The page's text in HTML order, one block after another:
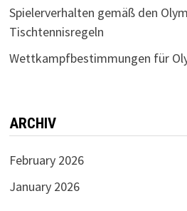
Spielerverhalten gemäß den
Tischtennisregeln
Wettkampfbestimmungen für
ARCHIV
February 2026
January 2026